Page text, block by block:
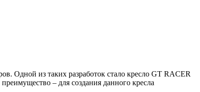
Одной из таких разработок стало кресло GT RACER
– для создания данного кресла